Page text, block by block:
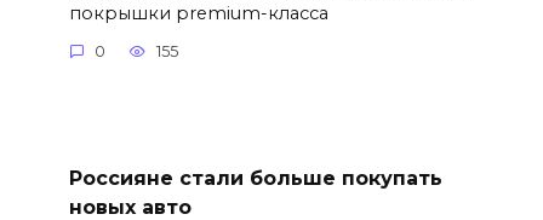
покрышки premium-класса
0 155
Россияне стали больше покупать
новых авто